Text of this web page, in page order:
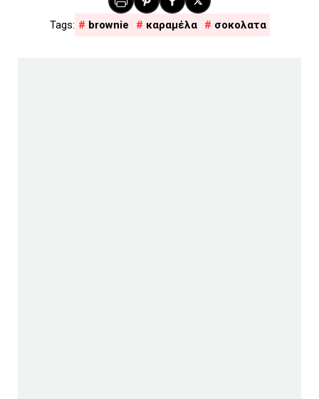
brownie καραμέλα σοκολατα